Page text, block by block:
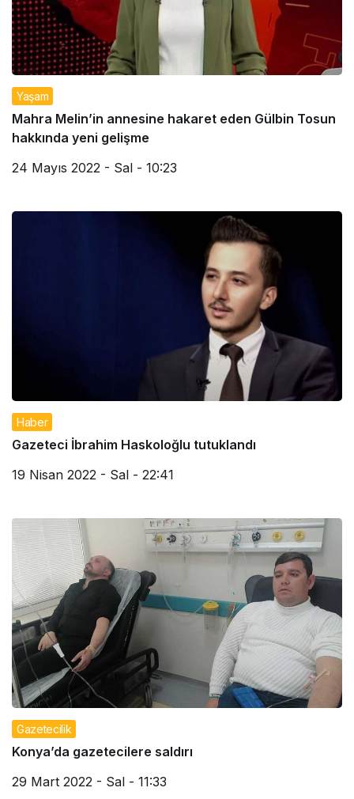
Yaşam
Mahra Melin’in annesine hakaret eden Gülbin Tosun
hakkında yeni gelişme
24 Mayıs 2022 - Sal - 10:23
Haber
Gazeteci İbrahim Haskoloğlu tutuklandı
19 Nisan 2022 - Sal - 22:41
Gazetecilik
Konya’da gazetecilere saldırı
29 Mart 2022 - Sal - 11:33